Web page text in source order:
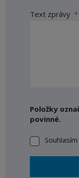
Text zprávy *
Položky
povinné.
Souhlasím